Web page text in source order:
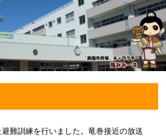
難訓練を行いました。竜巻接近の放送